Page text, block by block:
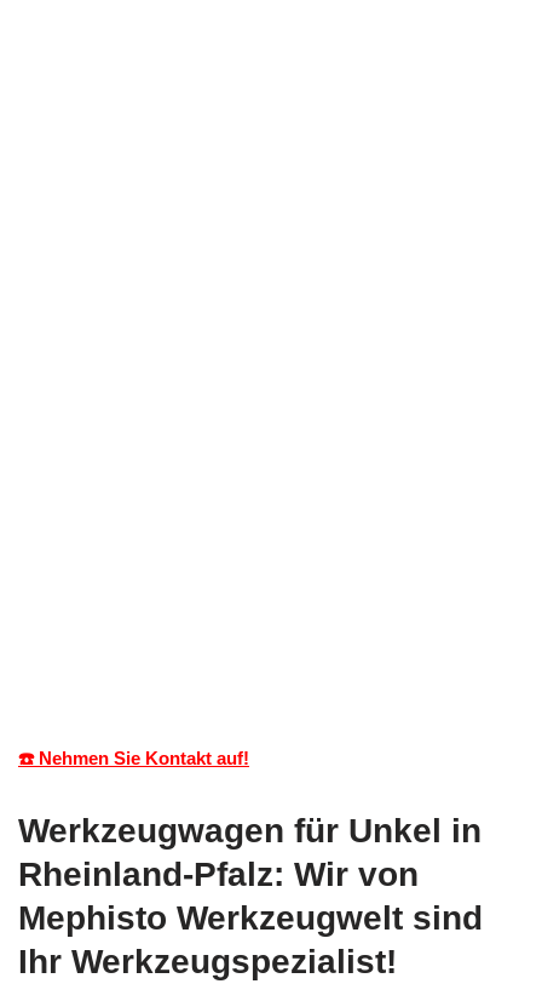
☎️ Nehmen Sie Kontakt auf!
Werkzeugwagen für Unkel in
Rheinland-Pfalz: Wir von
Mephisto Werkzeugwelt sind
Ihr Werkzeugspezialist!